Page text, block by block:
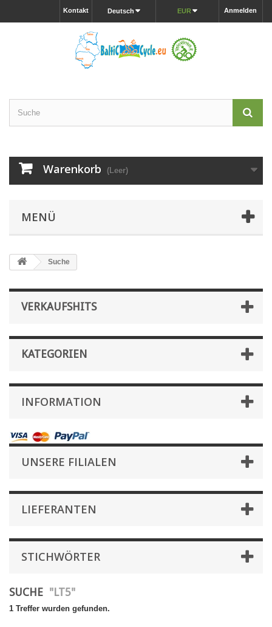
Anmelden
EUR
Deutsch
Kontakt
Warenkorb (Leer)
MENÜ
Suche
VERKAUFSHITS
KATEGORIEN
INFORMATION
UNSERE FILIALEN
LIEFERANTEN
STICHWÖRTER
SUCHE "LT5"
1 Treffer wurden gefunden.